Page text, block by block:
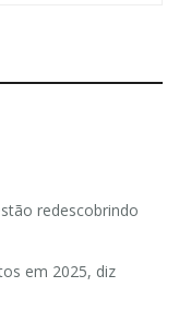
redescobrindo
em 2025, diz